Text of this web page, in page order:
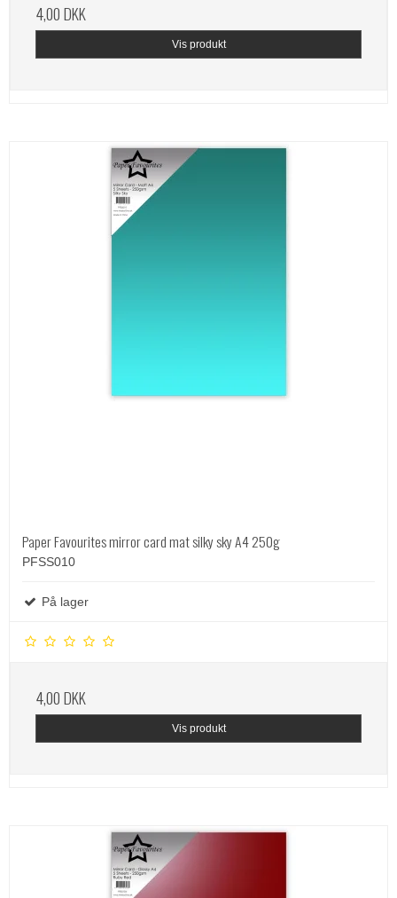
4,00 DKK
Vis produkt
Paper Favourites mirror card mat silky sky A4 250g
PFSS010
På lager
4,00 DKK
Vis produkt